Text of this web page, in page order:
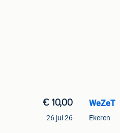
€ 10,00
26 jul 26
WeZeT
Ekeren